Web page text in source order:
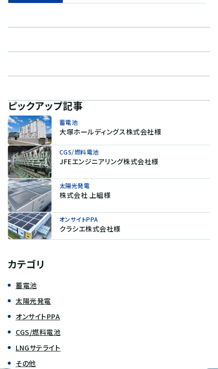
ピックアップ記事
蓄電池
大塚ホールディングス株式会社様
CGS/燃料電池
JFEエンジニアリング株式会社様
太陽光発電
株式会社 上組様
オンサイトPPA
クラシエ株式会社様
カテゴリ
蓄電池
太陽光発電
オンサイトPPA
CGS/燃料電池
LNGサテライト
その他